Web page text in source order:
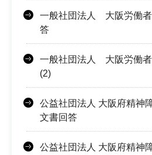
一般社団法人 大阪労働
答
一般社団法人 大阪労働
(2)
公益社団法人 大阪府精神
文書回答
公益社団法人 大阪府精神